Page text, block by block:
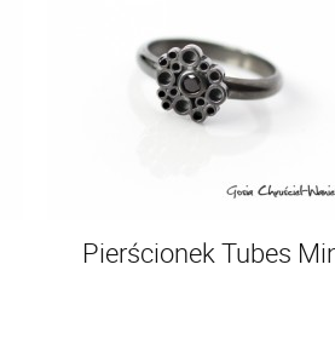
Pierścionek Tubes